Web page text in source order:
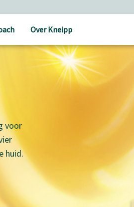
Over Kneipp
voor
huid.